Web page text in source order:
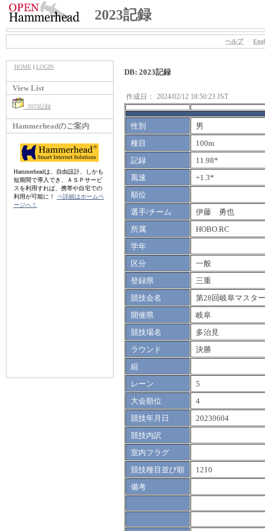
2023記録
ヘルプ
HOME| LOGIN
View List
2023記録
Hammerheadのご案内
Hammerheadは、自由設計、しかも
短期間で導入でき、ＡＳＰサービ
スを利用すれば、携帯や自宅での
利用が可能に！
⇒詳細はホームペ
ージへ！
DB: 2023記録
作成日： 2024/02/12 18:50:23 JST
性別
男
種目
100m
記録
11.98*
風速
+1.3*
順位
選手/チーム
伊藤 勇也
所属
HOBO.RC
学年
区分
一般
登録県
三重
競技会名
第28回岐阜マスタ
開催県
岐阜
競技場名
多治見
ラウンド
決勝
組
レーン
5
大会順位
4
競技年月日
20230604
競技内訳
室内フラグ
競技種目並び順
1210
備考